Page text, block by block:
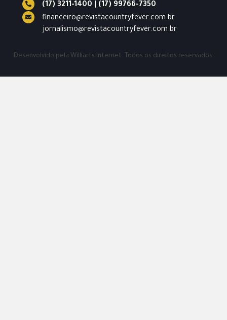
(17) 3211-1400
(17) 99766-7350
financeiro@revistacountryfever.com.br
jornalismo@revistacountryfever.com.br
Desenvolvido pela Williarts Internet. Todos os direitos reservados.